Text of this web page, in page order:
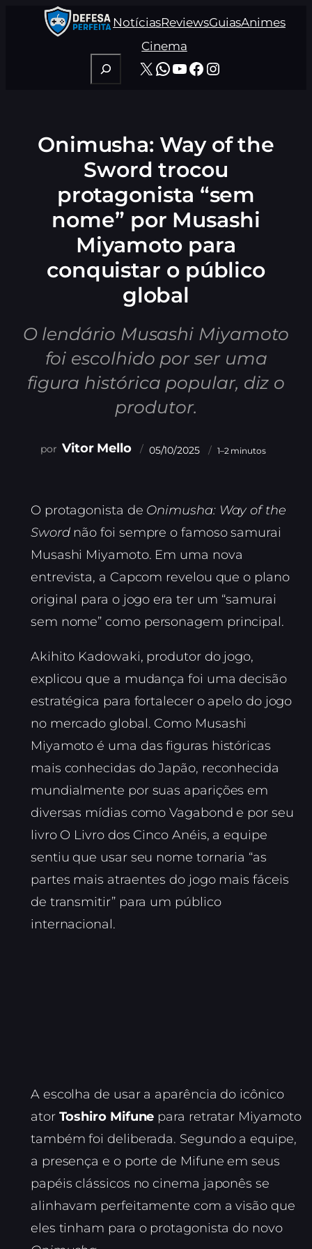
NotíciasReviewsGuiasAnimes
Cinema
Pesquisar
X WhatsApp
Youtube
Facebook
Instagram
Onimusha: Way of the
Sword trocou
protagonista “sem
nome” por Musashi
Miyamoto para
conquistar o público
global
O lendário Musashi Miyamoto
foi escolhido por ser uma
figura histórica popular, diz o
produtor.
Vitor Mello 05/10/2025 1–2 minutos
O protagonista de Onimusha: Way of the
Swordnão foi sempre o famoso samurai
Musashi Miyamoto. Em uma nova
entrevista, a Capcom revelou que o plano
original para o jogo era ter um “samurai
sem nome” como personagem principal.
Akihito Kadowaki, produtor do jogo,
explicou que a mudança foi uma decisão
estratégica para fortalecer o apelo do jogo
no mercado global. Como Musashi
Miyamoto é uma das figuras históricas
mais conhecidas do Japão, reconhecida
mundialmente por suas aparições em
diversas mídias como Vagabond e por seu
livro O Livro dos Cinco Anéis, a equipe
sentiu que usar seu nome tornaria “as
partes mais atraentes do jogo mais fáceis
de transmitir” para um público
internacional.
A escolha de usar a aparência do icônico
ator Toshiro Mifune para retratar Miyamoto
também foi deliberada. Segundo a equipe,
a presença e o porte de Mifune em seus
papéis clássicos no cinema japonês se
alinhavam perfeitamente com a visão que
eles tinham para o protagonista do novo